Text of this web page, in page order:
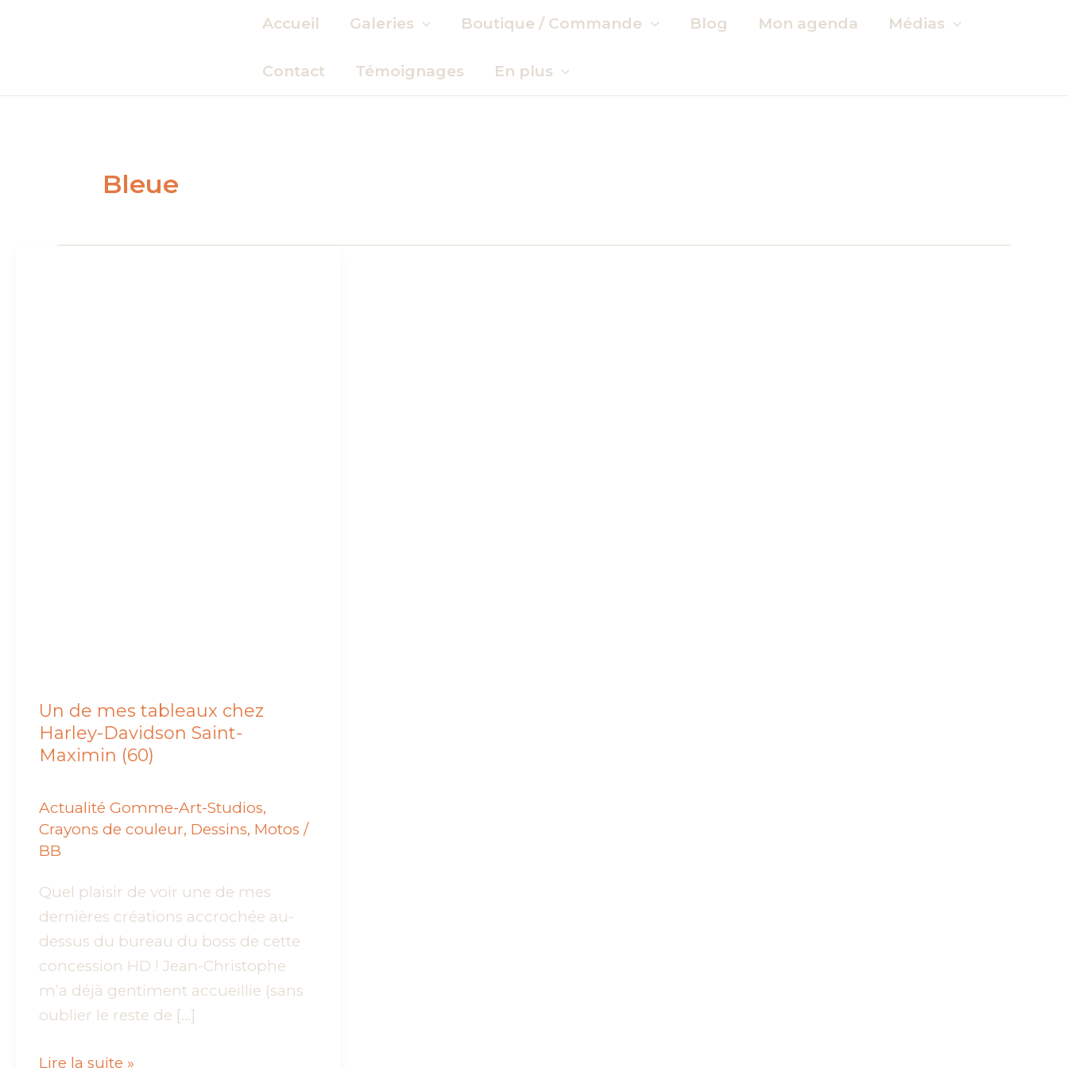
Accueil Galeries Boutique / Commande Blog Mon agenda Médias
Contact Témoignages En plus
Bleue
Un de mes tableaux chez
Harley-Davidson Saint-
Maximin (60)
Actualité Gomme-Art-Studios,
Crayons de couleur, Dessins, Motos /
BB
Quel plaisir de voir une de mes
dernières créations accrochée au-
dessus du bureau du boss de cette
concession HD ! Jean-Christophe
m’a déjà gentiment accueillie (sans
oublier le reste de […]
Un
Lire la suite »